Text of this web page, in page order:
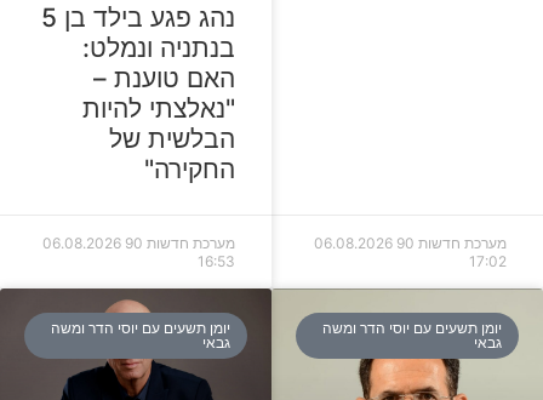
מערכת חדשות 90
06.08.2026
17:02
נהג פגע בילד בן 5
בנתניה ונמלט:
האם טוענת –
"נאלצתי להיות
הבלשית של
החקירה"
מערכת חדשות 90
06.08.2026
16:53
יומן תשעים עם יוסי הדר ומשה
גבאי
יומן תשעים עם יוסי הדר ומשה
גבאי